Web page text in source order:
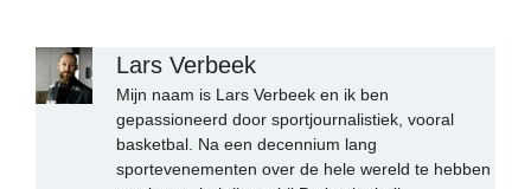
Lars Verbeek
Mijn naam is Lars Verbeek en ik ben
gepassioneerd door sportjournalistiek, vooral
basketbal. Na een decennium lang
sportevenementen over de hele wereld te hebben